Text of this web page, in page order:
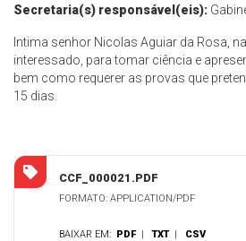
Secretaria(s) responsável(eis):
Intima senhor Nicolas Aguiar da Rosa,
interessado, para tomar ciência e
bem como requerer as provas que
15 dias.
CCF_000021.PDF
FORMATO: APPLICATION/PDF
BAIXAR EM: PDF |TXT | CSV